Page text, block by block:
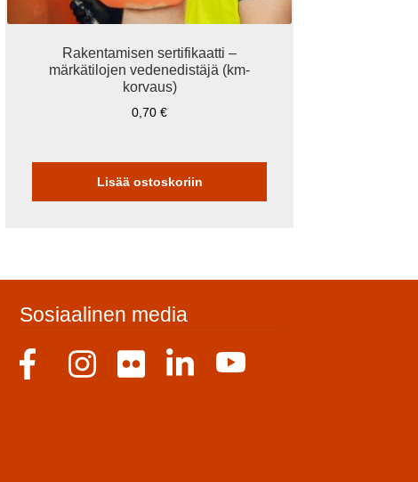
Rakentamisen sertifikaatti –
märkätilojen vedenedistäjä (km-
korvaus)
0,70€
Lisää ostoskoriin
Sosiaalinen media